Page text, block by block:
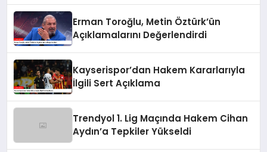
Erman Toroğlu, Metin Öztürk’ün
Açıklamalarını Değerlendirdi
Kayserispor’dan Hakem Kararlarıyla
İlgili Sert Açıklama
Trendyol 1. Lig Maçında Hakem Cihan
Aydın’a Tepkiler Yükseldi